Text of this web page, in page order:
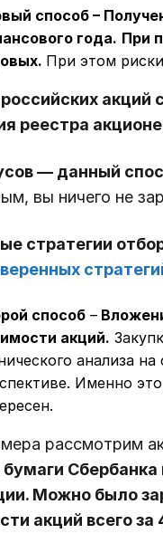
способ –
года. При
При этом
реестра
— данный
вы ничего не
стратегии
способ –
акций.
анализа
Именно
рассмотрим
Можно было
акций всего за